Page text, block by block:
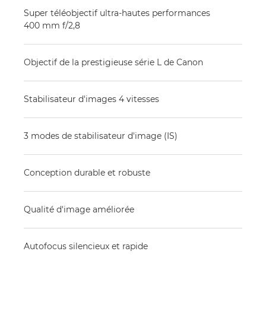
Super téléobjectif ultra-hautes performances
400 mm f/2,8
Objectif de la prestigieuse série L de Canon
Stabilisateur d'images 4 vitesses
3 modes de stabilisateur d'image (IS)
Conception durable et robuste
Qualité d'image améliorée
Autofocus silencieux et rapide